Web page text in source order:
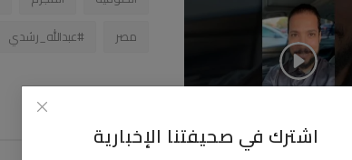
اشترك في صحيفتنا الإخبارية
مصر
#عبدالله_رشدي